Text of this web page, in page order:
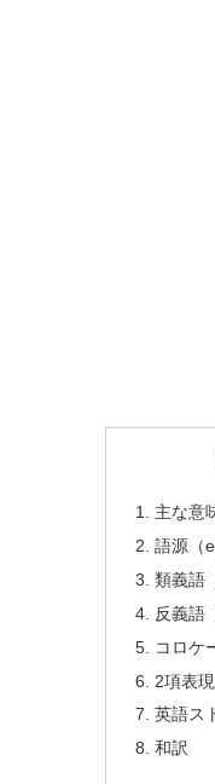
主な意
語源（
類義語
反義語
コロケ
2項表
英語ス
和訳